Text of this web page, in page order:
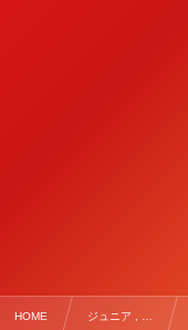
HOME ジュニア , …